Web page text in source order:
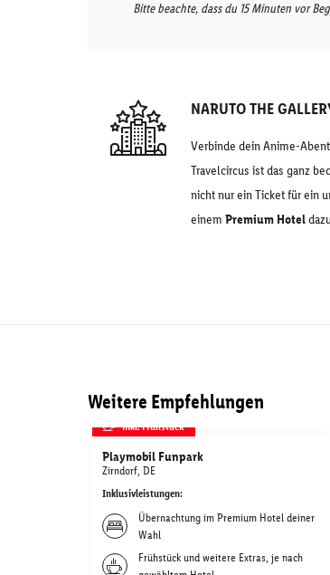
Bitte beachte, dass du 15 Minuten vor
NARUTO THE
Verbinde dein Anime-
Travelcircus ist das ganz
nicht nur ein Ticket für ein
einem Premium Hotel
Weitere Empfehlungen
inkl. Frühstück
Playmobil Funpark
Zirndorf, DE
Inklusivleistungen:
Übernachtung im Premium Hotel deiner
Wahl
Frühstück und weitere Extras, je nach